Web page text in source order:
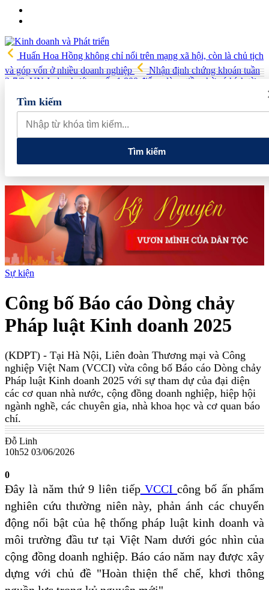
Huấn Hoa Hồng không chỉ nổi trên mạng xã hội, còn là chủ tịch
và góp vốn ở nhiều doanh nghiệp
Nhận định chứng khoán tuần
3-7/8: VN-Index hướng mốc 1.800 điểm, dòng tiền chờ cú hích từ
nâng hạng FTSE
hơn 1,3 tỷ đồng
Tản văn: Về xứ hoa
Capital Square: Dấu ấn
khai mở chuẩn sống tích hợp được vinh danh tại Dot Property
Vietnam 2026
Tìm kiếm
Tìm kiếm
Sự kiện
Công bố Báo cáo Dòng chảy
Pháp luật Kinh doanh 2025
(KDPT) - Tại Hà Nội, Liên đoàn Thương mại và Công
nghiệp Việt Nam (VCCI) vừa công bố Báo cáo Dòng chảy
Pháp luật Kinh doanh 2025 với sự tham dự của đại diện
các cơ quan nhà nước, cộng đồng doanh nghiệp, hiệp hội
ngành nghề, các chuyên gia, nhà khoa học và cơ quan báo
chí.
Đỗ Linh
10h52 03/06/2026
0
Đây là năm thứ 9 liên tiếpVCCIcông bố ấn phẩm
nghiên cứu thường niên này, phản ánh các chuyển
động nổi bật của hệ thống pháp luật kinh doanh và
môi trường đầu tư tại Việt Nam dưới góc nhìn của
cộng đồng doanh nghiệp. Báo cáo năm nay được xây
dựng với chủ đề "Hoàn thiện thể chế, khơi thông